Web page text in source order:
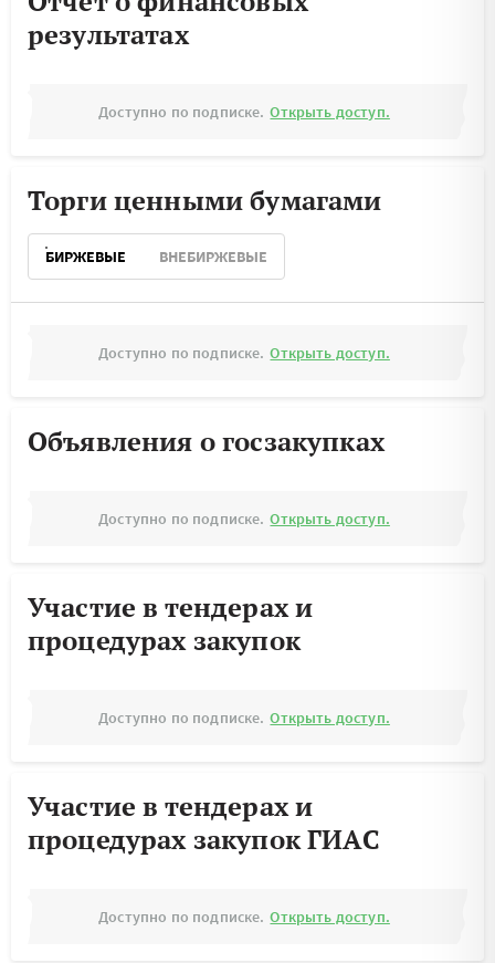
результатах
Доступно по подписке. Открыть доступ.
Торги ценными бумагами
БИРЖЕВЫЕ ВНЕБИРЖЕВЫЕ
Доступно по подписке. Открыть доступ.
Объявления о госзакупках
Доступно по подписке. Открыть доступ.
Участие в тендерах и
процедурах закупок
Доступно по подписке. Открыть доступ.
Участие в тендерах и
процедурах закупок ГИАС
Доступно по подписке. Открыть доступ.